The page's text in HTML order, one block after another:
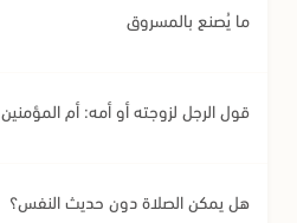
ما يُصنع بالمسروق
قول الرجل لزوجته أو أمه: أم المؤمنين
هل يمكن الصلاة دون حديث النفس؟